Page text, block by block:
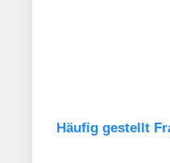
Häufig gestellt